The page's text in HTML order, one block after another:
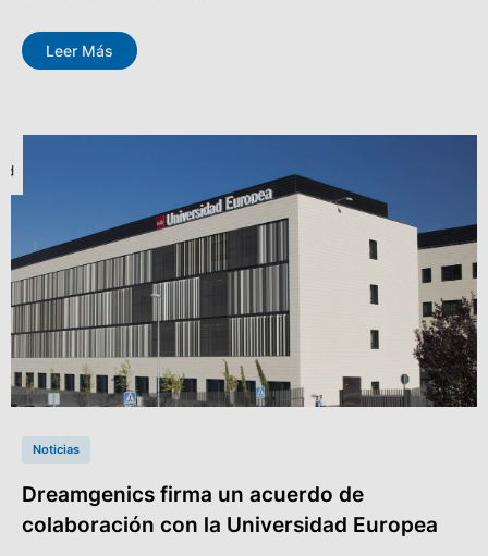
Leer Más
Noticias
Dreamgenics firma un acuerdo de
colaboración con la Universidad Europea